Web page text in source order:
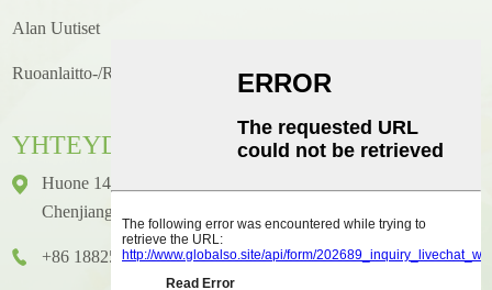
Alan Uutiset
Ruoanlaitto-/reseptiuutiset
YHTEYDENOTTO
Huone 1416, Kerros 14, Junhao International Building, Nro 2,
Chenjiang Zhongkai Avenue, Huicheng District, Huizhou City
+86 18825458362